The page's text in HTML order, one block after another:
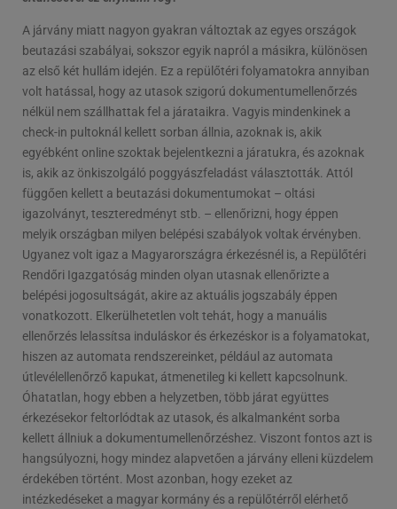
A járvány miatt nagyon gyakran változtak az egyes országok
beutazási szabályai, sokszor egyik napról a másikra, különösen
az első két hullám idején. Ez a repülőtéri folyamatokra annyiban
volt hatással, hogy az utasok szigorú dokumentumellenőrzés
nélkül nem szállhattak fel a járataikra. Vagyis mindenkinek a
check-in pultoknál kellett sorban állnia, azoknak is, akik
egyébként online szoktak bejelentkezni a járatukra, és azoknak
is, akik az önkiszolgáló poggyászfeladást választották. Attól
függően kellett a beutazási dokumentumokat – oltási
igazolványt, teszteredményt stb. – ellenőrizni, hogy éppen
melyik országban milyen belépési szabályok voltak érvényben.
Ugyanez volt igaz a Magyarországra érkezésnél is, a Repülőtéri
Rendőri Igazgatóság minden olyan utasnak ellenőrizte a
belépési jogosultságát, akire az aktuális jogszabály éppen
vonatkozott. Elkerülhetetlen volt tehát, hogy a manuális
ellenőrzés lelassítsa induláskor és érkezéskor is a folyamatokat,
hiszen az automata rendszereinket, például az automata
útlevélellenőrző kapukat, átmenetileg ki kellett kapcsolnunk.
Óhatatlan, hogy ebben a helyzetben, több járat együttes
érkezésekor feltorlódtak az utasok, és alkalmanként sorba
kellett állniuk a dokumentumellenőrzéshez. Viszont fontos azt is
hangsúlyozni, hogy mindez alapvetően a járvány elleni küzdelem
érdekében történt. Most azonban, hogy ezeket az
intézkedéseket a magyar kormány és a repülőtérről elérhető